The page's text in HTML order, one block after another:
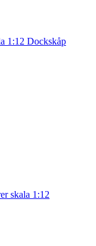
1:12 Dockskåp
skala 1:12